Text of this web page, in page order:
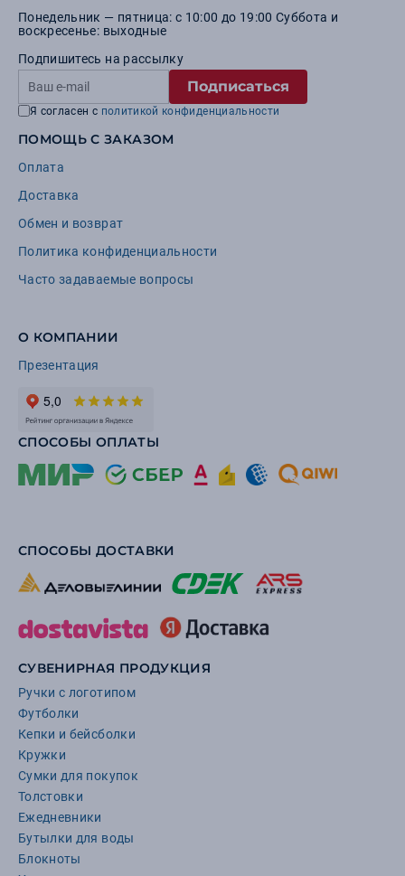
Понедельник — пятница: с 10:00 до 19:00 Суббота и
воскресенье: выходные
Подпишитесь на рассылку
Подписаться
Я согласен с политикой конфиденциальности
ПОМОЩЬ С ЗАКАЗОМ
Оплата
Доставка
Обмен и возврат
Политика конфиденциальности
Часто задаваемые вопросы
О КОМПАНИИ
Презентация
СПОСОБЫ ОПЛАТЫ
СПОСОБЫ ДОСТАВКИ
СУВЕНИРНАЯ ПРОДУКЦИЯ
Ручки с логотипом
Футболки
Кепки и бейсболки
Кружки
Сумки для покупок
Толстовки
Ежедневники
Бутылки для воды
Блокноты